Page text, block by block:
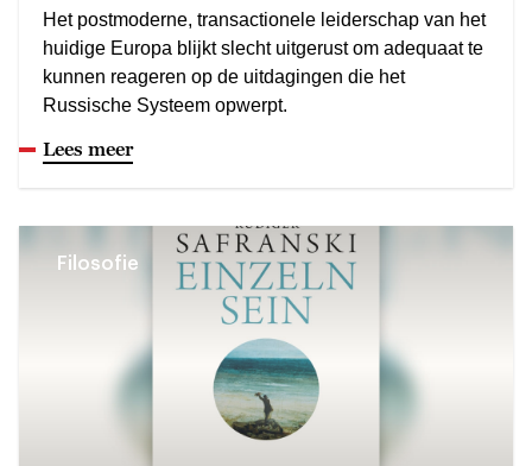
Het postmoderne, transactionele leiderschap van het
huidige Europa blijkt slecht uitgerust om adequaat te
kunnen reageren op de uitdagingen die het
Russische Systeem opwerpt.
Lees meer
Filosofie